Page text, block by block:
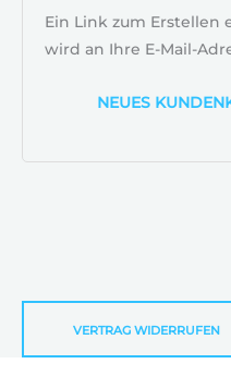
Ein Link zum Erstellen
wird an Ihre E-Mail-
NEUES
VERTRAG WIDERRUFEN